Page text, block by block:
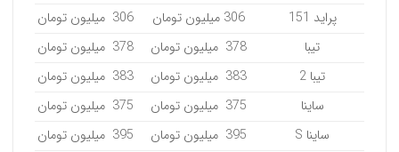
پراید 151
306 میلیون تومان
306 میلیون تومان
تیبا
378 میلیون تومان
378 میلیون تومان
تیبا 2
383 میلیون تومان
383 میلیون تومان
ساینا
375 میلیون تومان
375 میلیون تومان
ساینا S
395 میلیون تومان
395 میلیون تومان